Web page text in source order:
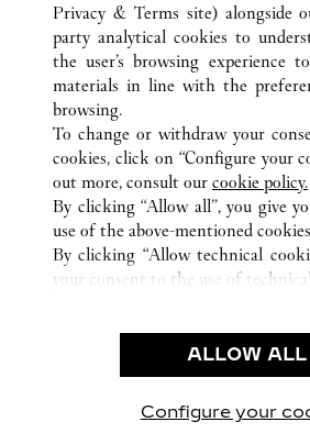
ALL CARTIER LOCATIONS JAPAN
日本橋室町 1-
KUNDSERVICE
HJÄLP
VÅRT FÖRETAG
LEDIGA TJÄNSTER
INTEGRITETSPOLICY
FÖRSÄLJNINGSVILLKOR
Privacy & Terms site) alongside
party analytical cookies to
the user’s browsing experience
materials in line with the
browsing.
To change or withdraw your
cookies, click on “Configure your
out more, consult our cookie policy.
By clicking “Allow all”, you give
use of the above-mentioned
By clicking “Allow technical
your consent to the use of
ALLOW ALL
Configure your